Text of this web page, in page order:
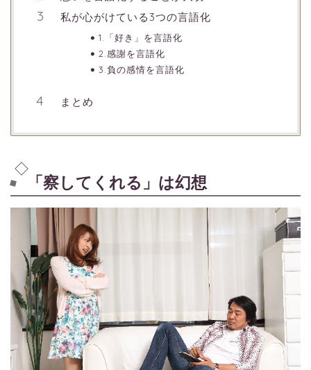
私が心がけている3つの言語化
1.「好き」を言語化
2.感謝を言語化
3.負の感情を言語化
まとめ
「察してくれる」は幻想